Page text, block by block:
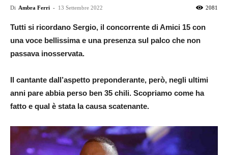
Di Ambra Ferri - 13 Settembre 2022 2081
Tutti si ricordano Sergio, il concorrente di Amici 15 con
una voce bellissima e una presenza sul palco che non
passava inosservata.
Il cantante dall’aspetto preponderante, però, negli ultimi
anni pare abbia perso ben 35 chili. Scopriamo come ha
fatto e qual è stata la causa scatenante.